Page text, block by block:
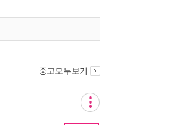
중고모두보기